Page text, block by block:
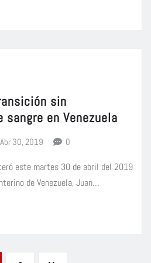
sin
en Venezuela
Abr 30, 2019 0
este martes 30 de abril del 2019
de Venezuela, Juan…